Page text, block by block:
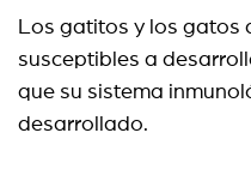
Los gatitos y los gatos
susceptibles a
que su sistema
desarrollado.